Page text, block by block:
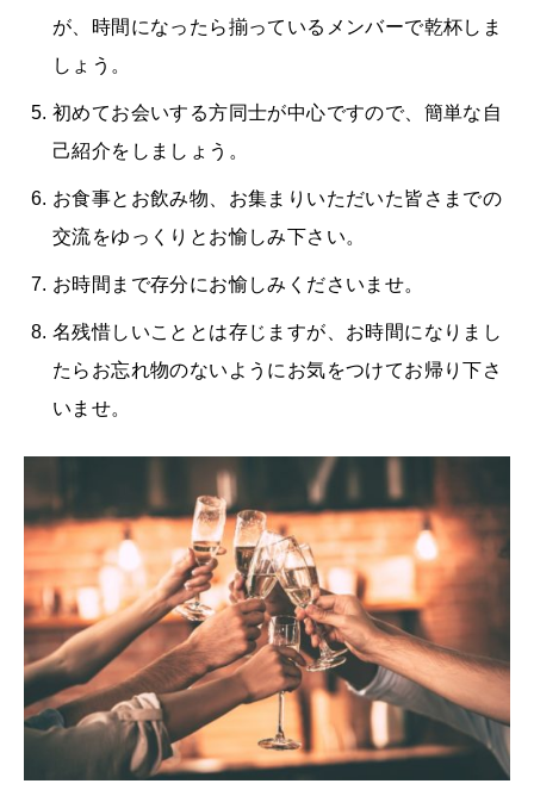
が、時間になったら揃っているメンバーで乾杯しま
しょう。
初めてお会いする方同士が中心ですので、簡単な自
己紹介をしましょう。
お食事とお飲み物、お集まりいただいた皆さまでの
交流をゆっくりとお愉しみ下さい。
お時間まで存分にお愉しみくださいませ。
名残惜しいこととは存じますが、お時間になりまし
たらお忘れ物のないようにお気をつけてお帰り下さ
いませ。